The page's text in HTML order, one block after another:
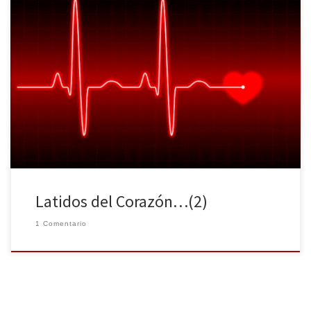
Selección de 7 poemas para Almas Enamoradas. 2- ¿Cómo? Cómo
arrancar tu Amor… Si lo tengo sembrado en mi corazón. Cómo
borrar tu recuerdo… Si lo tengo grabado en mi pensamiento.
Cómo olvidar tu mirada… Si la llevo en mi siempre grabada.
Cómo ignorar tu presencia si día a día […]
Latidos del Corazón…(2)
1 Comentario